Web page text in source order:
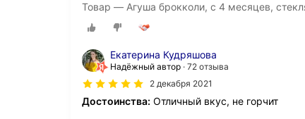
Товар — Агуша брокколи, с 4 месяцев,
Екатерина Кудряшова
Надёжный автор 72 отзыва
2 декабря 2021
Достоинства: Отличный вкус, не горчит